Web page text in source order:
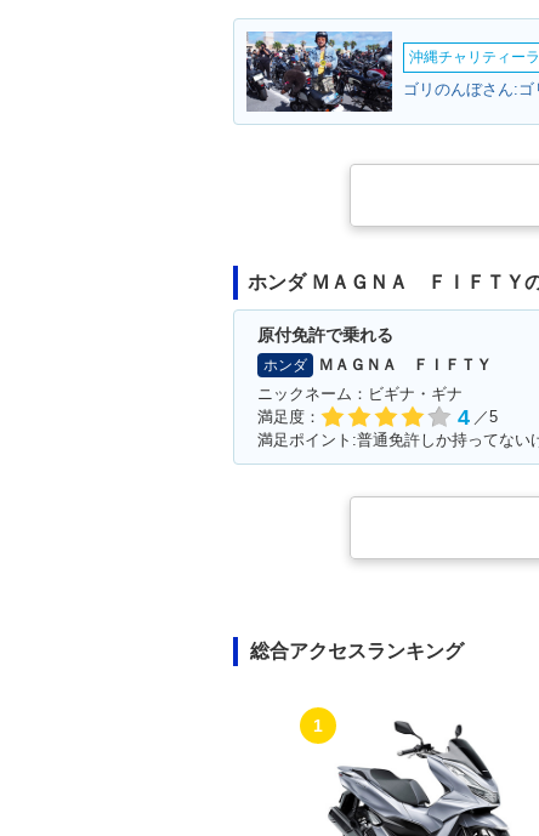
沖縄チャリティー
ゴリのんぼさん:ゴ
ホンダ ＭＡＧＮＡ ＦＩＦＴＹ
原付免許で乗れる
ホンダ
ＭＡＧＮＡ ＦＩＦＴＹ
ニックネーム：ビギナ・ギナ
満足度：
4 ／5
総合アクセスランキング
1